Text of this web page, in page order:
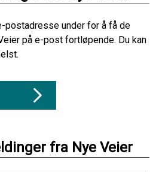
postadresse under for å få de
på e-post fortløpende. Du kan
fra Nye Veier